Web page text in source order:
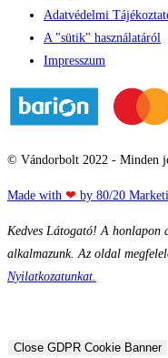
Adatvédelmi
A "sütik" használatáról
Impresszum
© Vándorbolt 2022 - Minden
Made with ❤ by 80/20
Kedves Látogató! A honlapon
alkalmazunk. Az oldal
Nyilatkozatunkat.
Close GDPR Cookie Banner